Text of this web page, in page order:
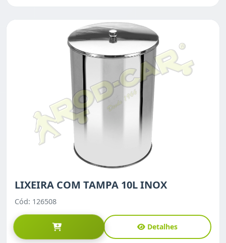
LIXEIRA COM TAMPA 10L INOX
Cód: 126508
Detalhes